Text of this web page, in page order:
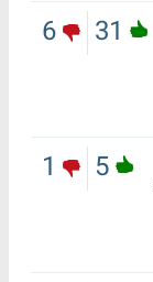
31
6
5
1